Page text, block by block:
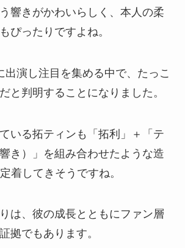
響きがかわいらしく、本人の柔
ぴったりですよね。
出演し注目を集める中で、たっこ
と判明することになりました。
いる拓ティンも「拓利」＋「テ
き）」を組み合わせたような造
着してきそうですね。
は、彼の成長とともにファン層
拠でもあります。